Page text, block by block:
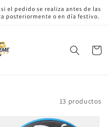
el pedido se realiza antes de las
posteriormente o en día festivo.
Carrito
13 productos